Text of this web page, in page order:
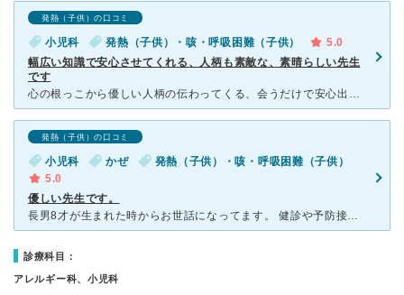
発熱（子供）の口コミ
小児科 発熱（子供）・咳・呼吸困難（子供）
5.0
幅広い知識で安心させてくれる、人柄も素敵な、素晴らしい先生
です
心の根っこから優しい人柄の伝わってくる、会うだけで安心出来るような先生で、我が家では全幅の信頼を寄せています。 もともとは他の小児科にかかっていたのですが、信頼する助産師さんから「無駄な薬を出さ
発熱（子供）の口コミ
小児科 かぜ
発熱（子供）・咳・呼吸困難（子供）
5.0
優しい先生です。
長男8才が生まれた時からお世話になってます。 健診や予防接種は別の入り口、受付、診察室なので病院で病気をもらうことはありません。 診察の予約は、専用の電話番号の音声ガイダンスでします。(健診・予防
診療科目：
アレルギー科、小児科